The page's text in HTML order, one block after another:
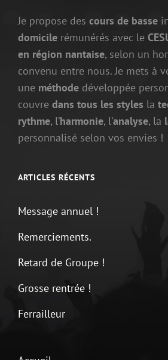
Je propose des cours de basse
domicile rémunérés avec le
en région nantaise, selon un
convenu entre nous. Je mets à
une méthode développée
couvre dans tous les styles la
rythme, l’harmonie, l’analyse, la
personnalisé selon vos envies !
ARTICLES RÉCENTS
Message annuel !
Remerciements.
Retard de Groupe !
Grosse rentrée !
Ferrailleur